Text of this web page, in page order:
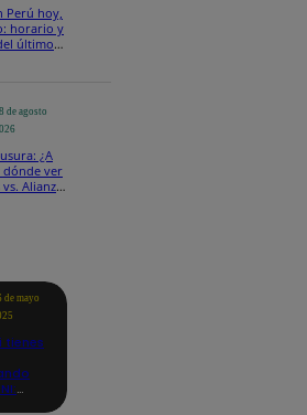
Perú hoy,
horario y
último
de agosto
¿A
dónde ver
Alianza
de mayo
tienes